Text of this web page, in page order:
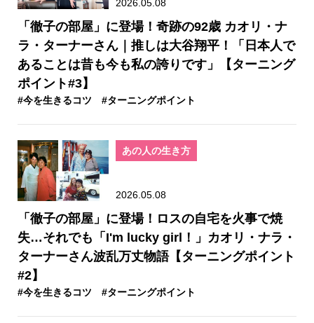
2026.05.08
「徹子の部屋」に登場！奇跡の92歳 カオリ・ナ
ラ・ターナーさん｜推しは大谷翔平！「日本人で
あることは昔も今も私の誇りです」【ターニング
ポイント#3】
#今を生きるコツ #ターニングポイント
あの人の生き方
2026.05.08
「徹子の部屋」に登場！ロスの自宅を火事で焼
失…それでも「I'm lucky girl！」カオリ・ナラ・
ターナーさん波乱万丈物語【ターニングポイント
#2】
#今を生きるコツ #ターニングポイント